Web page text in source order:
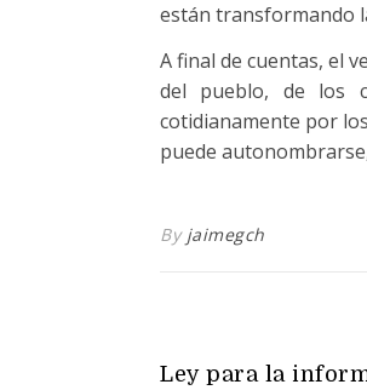
están transformando
A final de cuentas, el
del pueblo, de los
cotidianamente por
puede
By jaimegch
Ley para la